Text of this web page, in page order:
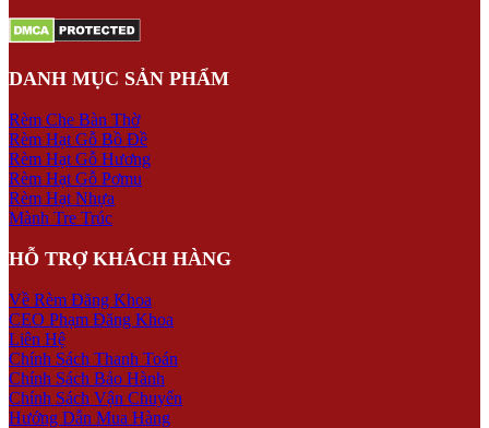
DANH MỤC SẢN PHẨM
Rèm Che Bàn Thờ
Rèm Hạt Gỗ Bồ Đề
Rèm Hạt Gỗ Hương
Rèm Hạt Gỗ Pơmu
Rèm Hạt Nhựa
Mành Tre Trúc
HỖ TRỢ KHÁCH HÀNG
Về Rèm Đăng Khoa
CEO Phạm Đăng Khoa
Liên Hệ
Chính Sách Thanh Toán
Chính Sách Bảo Hành
Chính Sách Vận Chuyển
Hướng Dẫn Mua Hàng